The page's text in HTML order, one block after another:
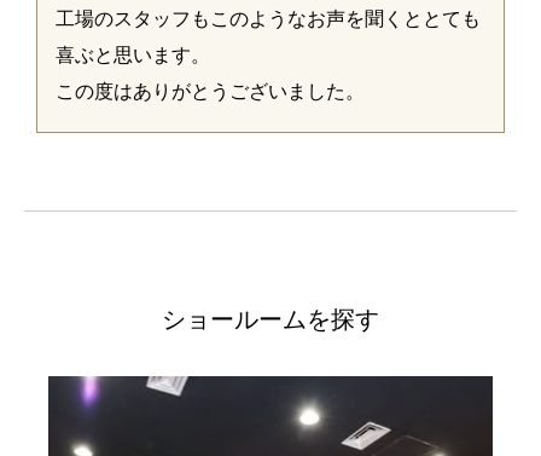
工場のスタッフもこのようなお声を聞くととても
喜ぶと思います。
この度はありがとうございました。
ショールームを探す